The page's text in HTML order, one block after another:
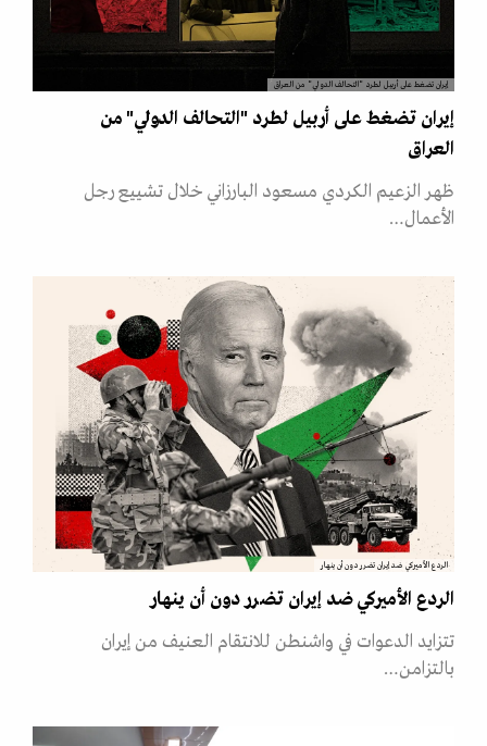
إيران تضغط على أربيل لطرد "التحالف الدولي" من العراق
إيران تضغط على أربيل لطرد "التحالف الدولي" من
العراق
ظهر الزعيم الكردي مسعود البارزاني خلال تشييع رجل
الأعمال…
الردع الأميركي ضد إيران تضرر دون أن ينهار
الردع الأميركي ضد إيران تضرر دون أن ينهار
تتزايد الدعوات في واشنطن للانتقام العنيف من إيران
بالتزامن…